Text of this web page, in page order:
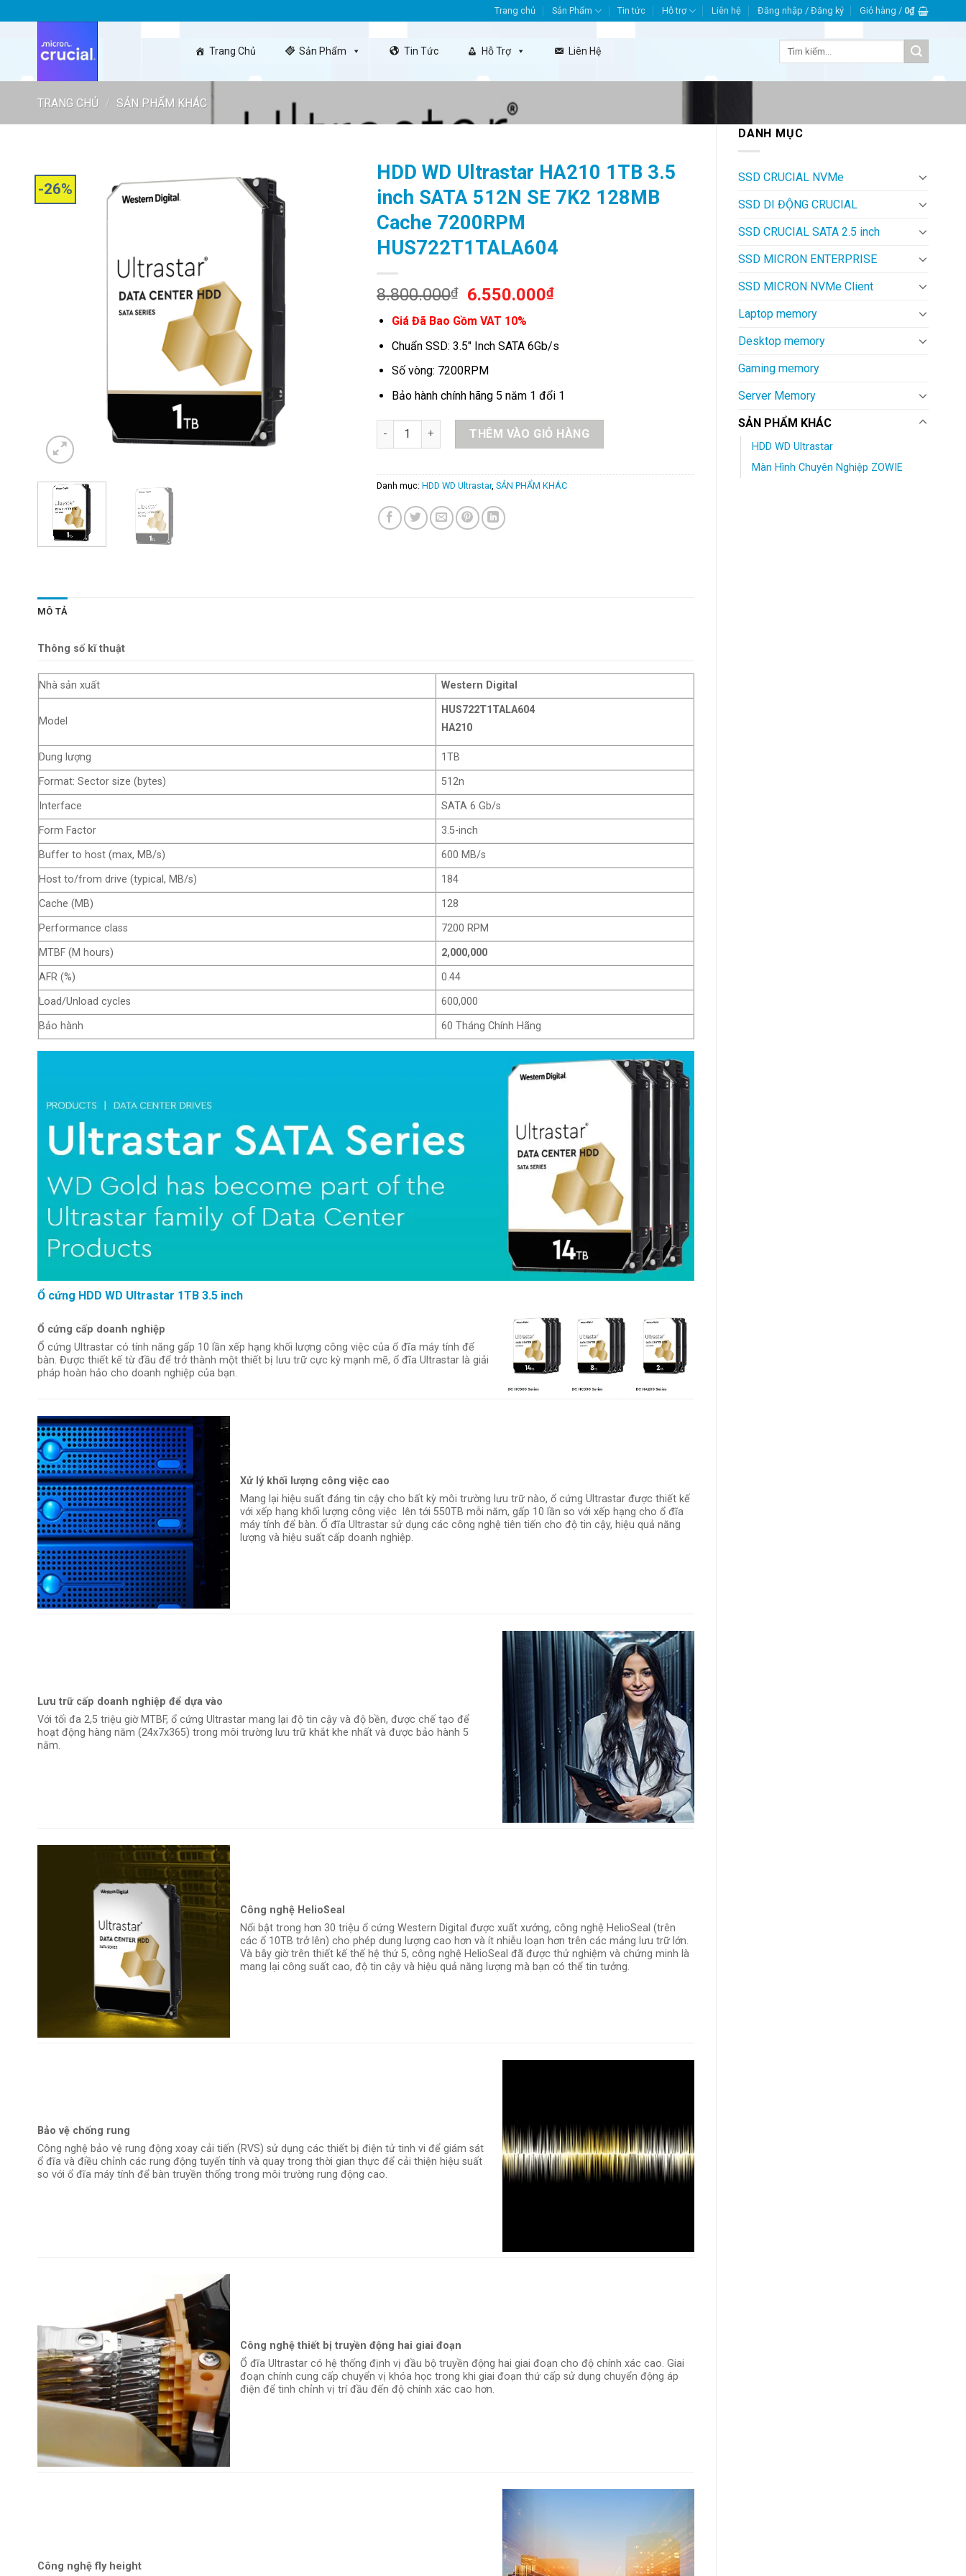
to
Trang chủ Sản Phẩm Tin tức Hỗ trợ Liên hệ Đăng nhập / Đăng ký Giỏ hàng / 0₫
Trang Chủ Sản Phẩm Tin Tức Hỗ Trợ Liên Hệ
Tìm
TRANG CHỦ / SẢN PHẨM KHÁC
DANH MỤC
SSD CRUCIAL NVMe
SSD DI ĐỘNG CRUCIAL
SSD CRUCIAL SATA 2.5 inch
SSD MICRON ENTERPRISE
SSD MICRON NVMe Client
Laptop memory
Desktop memory
Gaming memory
Server Memory
SẢN PHẨM KHÁC
HDD WD Ultrastar
Màn Hình Chuyên Nghiệp ZOWIE
-26%
HDD WD Ultrastar HA210 1TB 3.5
inch SATA 512N SE 7K2 128MB
Cache 7200RPM
HUS722T1TALA604
8.800.000₫
Original
price
was:
8.800.000₫.
6.550.000₫Current
6.550.000₫.
Giá Đã Bao Gồm VAT 10%
Chuẩn SSD: 3.5″ Inch SATA 6Gb/s
Số vòng: 7200RPM
Bảo hành chính hãng 5 năm 1 đổi 1
HDD WD Ultrastar HA210 1TB 3.5 inch SATA 512N SE 7K2 128MB Cache 7200RPM HUS722T1TALA604 số lượng
THÊM VÀO GIỎ HÀNG
Danh mục: HDD WD Ultrastar, SẢN PHẨM KHÁC
MÔ TẢ
Thông số kĩ thuật
Nhà sản xuất Western Digital
Model
HUS722T1TALA604
HA210
Dung lượng
1TB
Format: Sector size (bytes)
512n
Interface
SATA 6 Gb/s
Form Factor
3.5-inch
Buffer to host (max, MB/s)
600 MB/s
Host to/from drive (typical, MB/s)
184
Cache (MB)
128
Performance class
7200 RPM
MTBF (M hours)
2,000,000
AFR (%)
0.44
Load/Unload cycles
600,000
Bảo hành
60 Tháng Chính Hãng
Ổ cứng HDD WD Ultrastar 1TB 3.5 inch
Ổ cứng cấp doanh nghiệp
Ổ cứng Ultrastar có tính năng gấp 10 lần xếp hạng khối lượng công việc của ổ đĩa máy tính để
bàn. Được thiết kế từ đầu để trở thành một thiết bị lưu trữ cực kỳ mạnh mẽ, ổ đĩa Ultrastar là giải
pháp hoàn hảo cho doanh nghiệp của bạn.
Xử lý khối lượng công việc cao
Mang lại hiệu suất đáng tin cậy cho bất kỳ môi trường lưu trữ nào, ổ cứng Ultrastar được thiết kế
với xếp hạng khối lượng công việc lên tới 550TB mỗi năm, gấp 10 lần so với xếp hạng cho ổ đĩa
máy tính để bàn. Ổ đĩa Ultrastar sử dụng các công nghệ tiên tiến cho độ tin cậy, hiệu quả năng
lượng và hiệu suất cấp doanh nghiệp.
Lưu trữ cấp doanh nghiệp để dựa vào
Với tối đa 2,5 triệu giờ MTBF, ổ cứng Ultrastar mang lại độ tin cậy và độ bền, được chế tạo để
hoạt động hàng năm (24x7x365) trong môi trường lưu trữ khắt khe nhất và được bảo hành 5
năm.
Công nghệ HelioSeal
Nổi bật trong hơn 30 triệu ổ cứng Western Digital được xuất xưởng, công nghệ HelioSeal (trên
các ổ 10TB trở lên) cho phép dung lượng cao hơn và ít nhiễu loạn hơn trên các mảng lưu trữ lớn.
Và bây giờ trên thiết kế thế hệ thứ 5, công nghệ HelioSeal đã được thử nghiệm và chứng minh là
mang lại công suất cao, độ tin cậy và hiệu quả năng lượng mà bạn có thể tin tưởng.
Bảo vệ chống rung
Công nghệ bảo vệ rung động xoay cải tiến (RVS) sử dụng các thiết bị điện tử tinh vi để giám sát
ổ đĩa và điều chỉnh các rung động tuyến tính và quay trong thời gian thực để cải thiện hiệu suất
so với ổ đĩa máy tính để bàn truyền thống trong môi trường rung động cao.
Công nghệ thiết bị truyền động hai giai đoạn
Ổ đĩa Ultrastar có hệ thống định vị đầu bộ truyền động hai giai đoạn cho độ chính xác cao. Giai
đoạn chính cung cấp chuyển vị khóa học trong khi giai đoạn thứ cấp sử dụng chuyển động áp
điện để tinh chỉnh vị trí đầu đến độ chính xác cao hơn.
Công nghệ fly height